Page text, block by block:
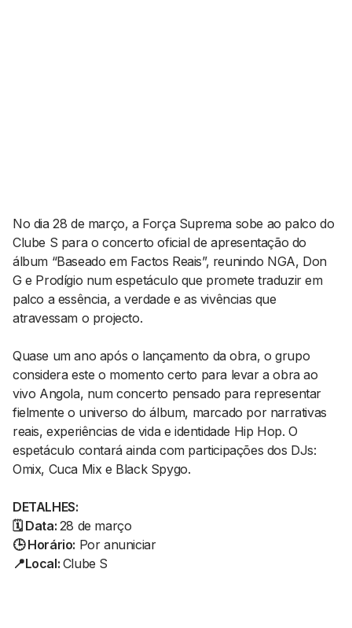
WHATSAPP
+351 912 127 577
Pesquisar
No dia 28 de março, a Força Suprema sobe ao palco do
Clube S para o concerto oficial de apresentação do
álbum “Baseado em Factos Reais”, reunindo NGA, Don
G e Prodígio num espetáculo que promete traduzir em
palco a essência, a verdade e as vivências que
atravessam o projecto.
Quase um ano após o lançamento da obra, o grupo
considera este o momento certo para levar a obra ao
vivo Angola, num concerto pensado para representar
fielmente o universo do álbum, marcado por narrativas
reais, experiências de vida e identidade Hip Hop. O
espetáculo contará ainda com participações dos DJs:
Omix, Cuca Mix e Black Spygo.
DETALHES:
🗓️ Data: 28 de março
🕒 Horário: Por anuniciar
📍Local: Clube S